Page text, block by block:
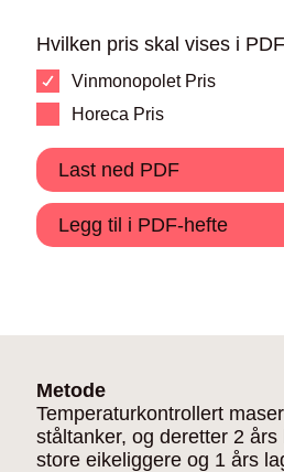
Hvilken pris skal vises i
Vinmonopolet Pris
Horeca Pris
Last ned PDF
Legg til i PDF-hefte
Metode
Temperaturkontrollert
ståltanker, og deretter 2
store eikeliggere og 1 års